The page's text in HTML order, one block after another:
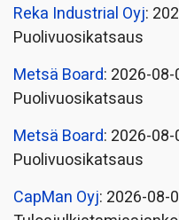
Reka Industrial Oyj:
Puolivuosikatsaus
Metsä Board: 2026-
Puolivuosikatsaus
Metsä Board: 2026-
Puolivuosikatsaus
CapMan Oyj: 2026-08-